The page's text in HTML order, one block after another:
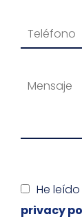
He
privacy